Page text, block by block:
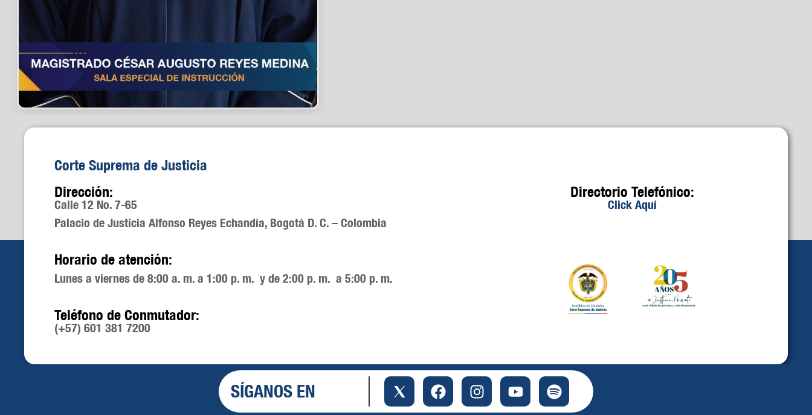
Corte Suprema de Justicia
Dirección:
Calle 12 No. 7-65
Palacio de Justicia Alfonso Reyes Echandía, Bogotá D. C. – Colombia
Horario de atención:
Lunes a viernes de 8:00 a. m. a 1:00 p. m. y de 2:00 p. m. a 5:00 p. m.
Teléfono de Conmutador:
(+57) 601 381 7200
Directorio Telefónico:
Click Aquí
SÍGANOS EN